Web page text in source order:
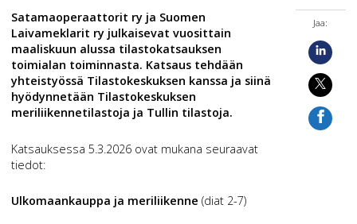
Satamaoperaattorit ry ja Suomen
Laivameklarit ry julkaisevat vuosittain
maaliskuun alussa tilastokatsauksen
toimialan toiminnasta. Katsaus tehdään
yhteistyössä Tilastokeskuksen kanssa ja siinä
hyödynnetään Tilastokeskuksen
meriliikennetilastoja ja Tullin tilastoja.
Katsauksessa 5.3.2026 ovat mukana seuraavat
tiedot:
Ulkomaankauppa ja meriliikenne(diat 2-7)
Jaa: